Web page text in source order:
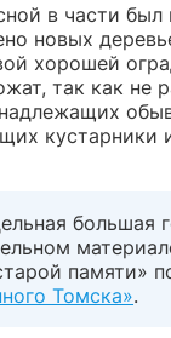
в части был
новых
хорошей
так как не
кустарники
большая
памяти»
Томска».